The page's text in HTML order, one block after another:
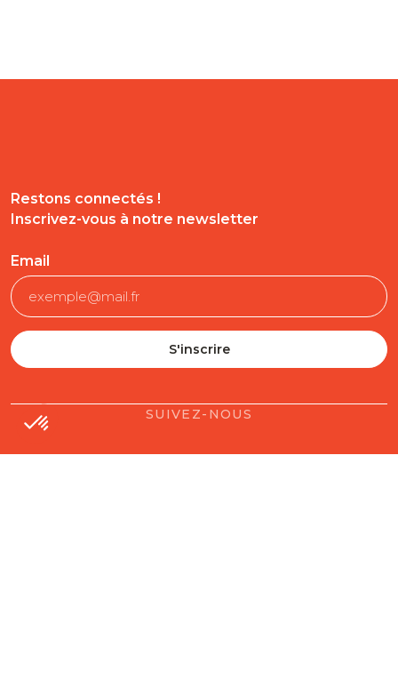
Restons connectés !
Inscrivez-vous à notre newsletter
Email
SUIVEZ-NOUS